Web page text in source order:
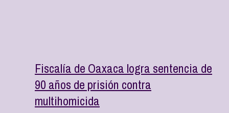
Fiscalía de Oaxaca logra sentencia de
90 años de prisión contra
multihomicida